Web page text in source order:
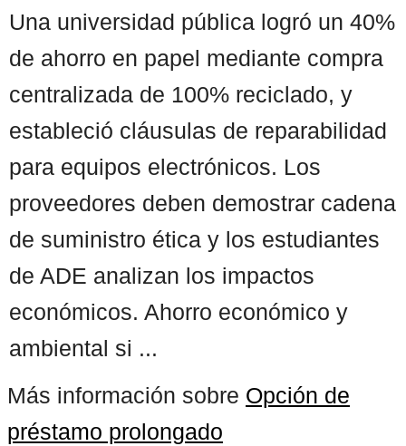
Una universidad pública logró un 40%
de ahorro en papel mediante compra
centralizada de 100% reciclado, y
estableció cláusulas de reparabilidad
para equipos electrónicos. Los
proveedores deben demostrar cadena
de suministro ética y los estudiantes
de ADE analizan los impactos
económicos. Ahorro económico y
ambiental si ...
Más información sobre Opción de
préstamo prolongado